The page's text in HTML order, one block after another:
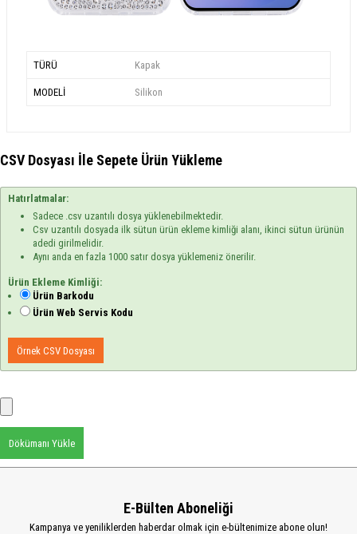
TÜRÜ Kapak
MODELİ Silikon
CSV Dosyası İle Sepete Ürün Yükleme
Hatırlatmalar:
Sadece .csv uzantılı dosya yüklenebilmektedir.
Csv uzantılı dosyada ilk sütun ürün ekleme kimliği alanı, ikinci sütun ürünün
adedi girilmelidir.
Aynı anda en fazla 1000 satır dosya yüklemeniz önerilir.
Ürün Ekleme Kimliği:
Ürün Barkodu
Ürün Web Servis Kodu
Örnek CSV Dosyası
Dökümanı Yükle
E-Bülten Aboneliği
Kampanya ve yeniliklerden haberdar olmak için e-bültenimize abone olun!